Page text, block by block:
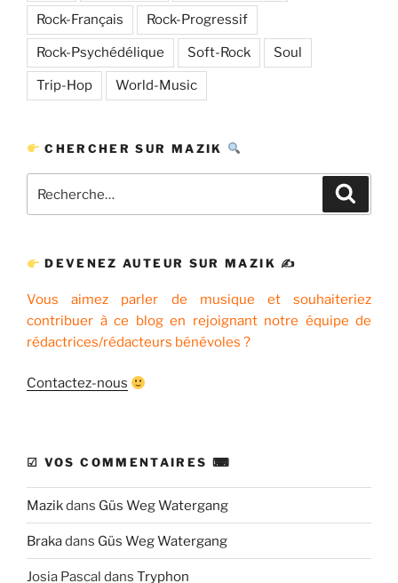
Rock-Français Rock-Progressif
Rock-Psychédélique Soft-Rock Soul
Trip-Hop World-Music
CHERCHER SUR MAZIK
pour
DEVENEZ AUTEUR SUR MAZIK ✍
Vous aimez parler de musique et souhaiteriez
contribuer à ce blog en rejoignant notre équipe de
rédactrices/rédacteurs bénévoles ?
Contactez-nous
☑ VOS COMMENTAIRES ⌨
Mazikdans Güs Weg Watergang
Brakadans Güs Weg Watergang
Josia Pascal dans Tryphon